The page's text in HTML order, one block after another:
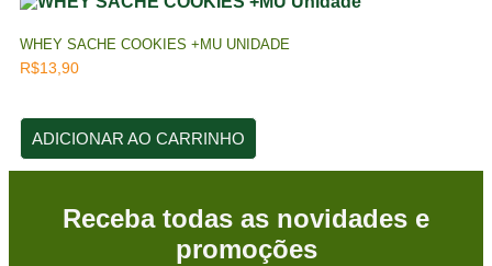
WHEY SACHE COOKIES +MU UNIDADE
R$13,90
ADICIONAR AO CARRINHO
Receba todas as novidades e
promoções